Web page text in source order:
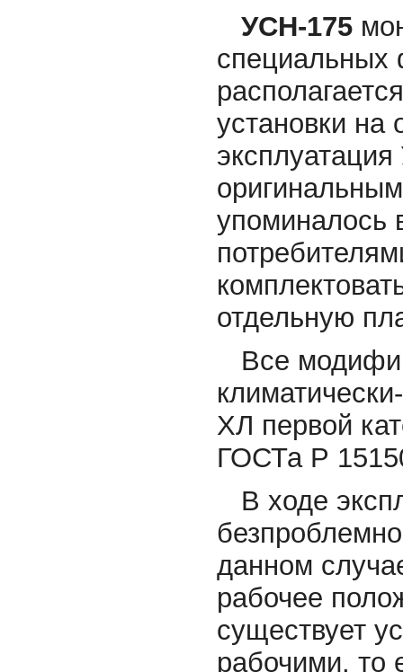
УСН-175
специальных
установки на
эксплуатация
упоминалось
отдельную
Все
ХЛ первой
ГОСТа Р
В ходе
данном
рабочее
существует
рабочими, то